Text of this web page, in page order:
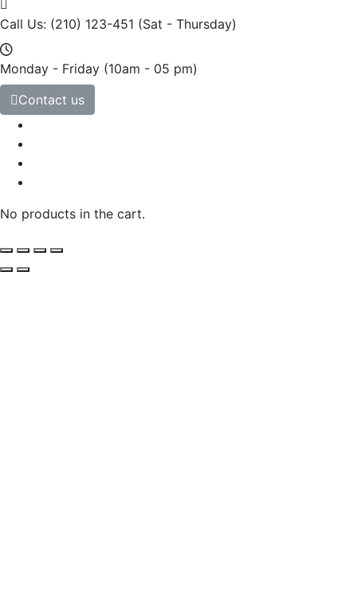
Call Us: (210) 123-451 (Sat - Thursday)
Monday - Friday (10am - 05 pm)
Contact us
No products in the cart.